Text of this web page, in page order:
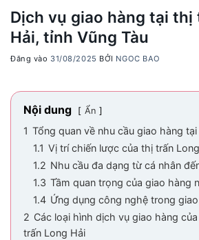
Dịch vụ giao hàng tại thị
Hải, tỉnh Vũng Tàu
Đăng vào 31/08/2025 BỞI NGOC BAO
Nội dung Ẩn
1 Tổng quan về nhu cầu giao hàng
1.1 Vị trí chiến lược của thị trấn
1.2 Nhu cầu đa dạng từ cá nhân
1.3 Tầm quan trọng của giao hàng
1.4 Ứng dụng công nghệ trong
2 Các loại hình dịch vụ giao hàng
trấn Long Hải